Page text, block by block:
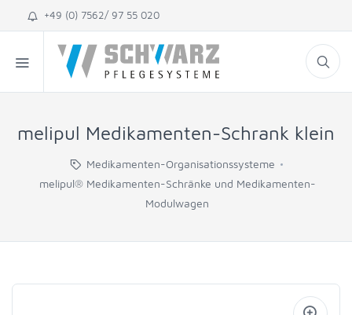
+49 (0) 7562/ 97 55 020
melipul Medikamenten-Schrank klein
Medikamenten-Organisationssysteme
melipul® Medikamenten-Schränke und Medikamenten-
Modulwagen